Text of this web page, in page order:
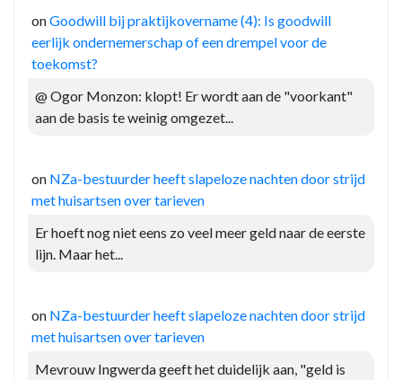
onGoodwill bij praktijkovername (4): Is goodwill
eerlijk ondernemerschap of een drempel voor de
toekomst?
@ Ogor Monzon: klopt! Er wordt aan de "voorkant"
aan de basis te weinig omgezet...
on NZa-bestuurder heeft slapeloze nachten door strijd
met huisartsen over tarieven
Er hoeft nog niet eens zo veel meer geld naar de eerste
lijn. Maar het...
on NZa-bestuurder heeft slapeloze nachten door strijd
met huisartsen over tarieven
Mevrouw Ingwerda geeft het duidelijk aan, "geld is